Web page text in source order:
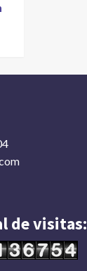
de visitas: